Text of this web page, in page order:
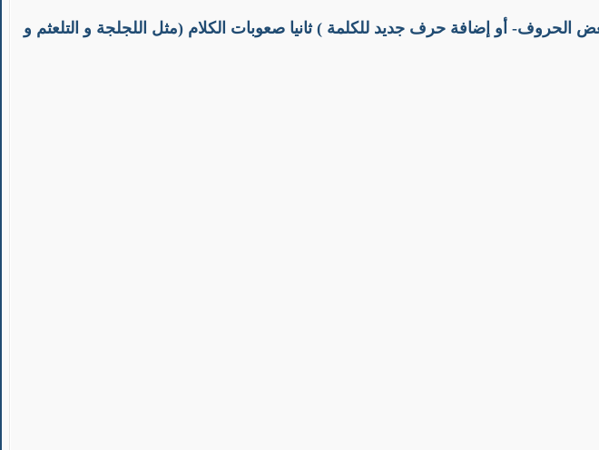
الحروف- أو إضافة حرف جديد للكلمة )ثانيا صعوبات الكلام (مثل اللجلجة و التلعثم و